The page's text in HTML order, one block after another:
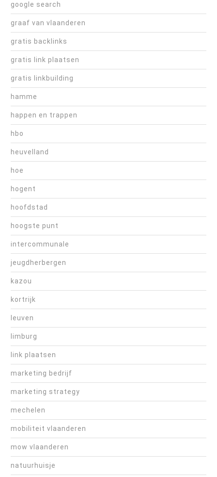
google search
graaf van vlaanderen
gratis backlinks
gratis link plaatsen
gratis linkbuilding
hamme
happen en trappen
hbo
heuvelland
hoe
hogent
hoofdstad
hoogste punt
intercommunale
jeugdherbergen
kazou
kortrijk
leuven
limburg
link plaatsen
marketing bedrijf
marketing strategy
mechelen
mobiliteit vlaanderen
mow vlaanderen
natuurhuisje